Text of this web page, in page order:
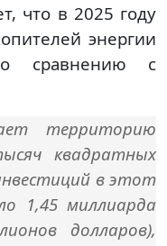
что в 2025 году
энергии
сравнению с
территорию
квадратных
в этот
1,45 миллиарда
долларов),